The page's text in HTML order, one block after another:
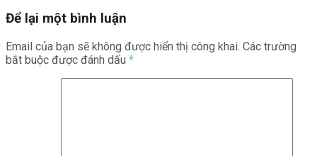
Để lại một bình luận
Email của bạn sẽ không được hiển thị công khai. Các trường
bắt buộc được đánh dấu *